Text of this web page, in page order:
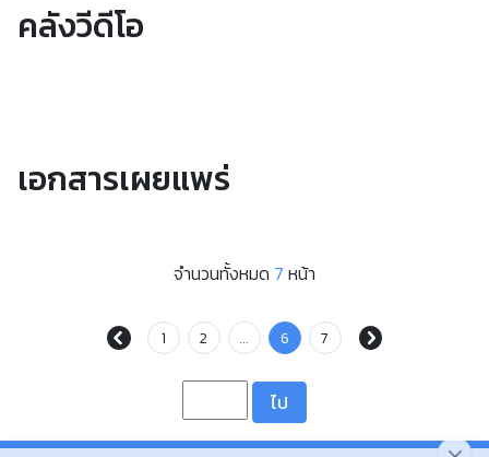
คลังวีดีโอ
เอกสารเผยแพร่
จำนวนทั้งหมด 7 หน้า
1 2 ... 6 7
ไป